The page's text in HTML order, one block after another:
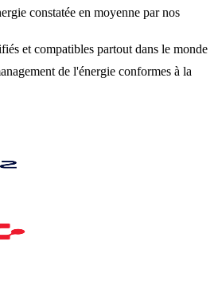
constatée en moyenne par nos
et compatibles partout dans le monde
de l'énergie conformes à la